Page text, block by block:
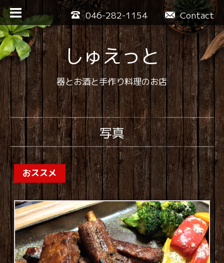
Contact
046-282-1154
しゅえっと
器とお酒と手作り料理のお店
写真
おススメ